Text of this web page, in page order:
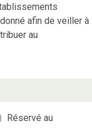
afin de veiller à
au
Réservé au